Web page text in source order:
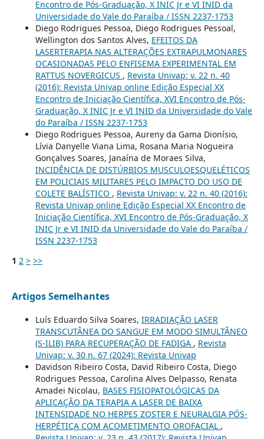
Encontro de Pós-Graduação, X INIC Jr e VI INID da
Universidade do Vale do Paraíba / ISSN 2237-1753
Diego Rodrigues Pessoa, Diego Rodrigues Pessoal,
Wellington dos Santos Alves, EFEITOS DA
LASERTERAPIA NAS ALTERAÇÕES EXTRAPULMONARES
OCASIONADAS PELO ENFISEMA EXPERIMENTAL EM
RATTUS NOVERGICUS , Revista Univap: v. 22 n. 40
(2016): Revista Univap online Edição Especial XX
Encontro de Iniciação Científica, XVI Encontro de Pós-
Graduação, X INIC Jr e VI INID da Universidade do Vale
do Paraíba / ISSN 2237-1753
Diego Rodrigues Pessoa, Aureny da Gama Dionísio,
Lívia Danyelle Viana Lima, Rosana Maria Nogueira
Gonçalves Soares, Janaína de Moraes Silva,
INCIDÊNCIA DE DISTÚRBIOS MUSCULOESQUELÉTICOS
EM POLICIAIS MILITARES PELO IMPACTO DO USO DE
COLETE BALÍSTICO , Revista Univap: v. 22 n. 40 (2016):
Revista Univap online Edição Especial XX Encontro de
Iniciação Científica, XVI Encontro de Pós-Graduação, X
INIC Jr e VI INID da Universidade do Vale do Paraíba /
ISSN 2237-1753
1 2 > >>
Artigos Semelhantes
Luís Eduardo Silva Soares, IRRADIAÇÃO LASER
TRANSCUTÂNEA DO SANGUE EM MODO SIMULTÂNEO
(S-ILIB) PARA RECUPERAÇÃO DE FADIGA , Revista
Univap: v. 30 n. 67 (2024): Revista Univap
Davidson Ribeiro Costa, David Ribeiro Costa, Diego
Rodrigues Pessoa, Carolina Alves Delpasso, Renata
Amadei Nicolau, BASES FISIOPATOLÓGICAS DA
APLICAÇÃO DA TERAPIA A LASER DE BAIXA
INTENSIDADE NO HERPES ZOSTER E NEURALGIA PÓS-
HERPÉTICA COM ACOMETIMENTO OROFACIAL ,